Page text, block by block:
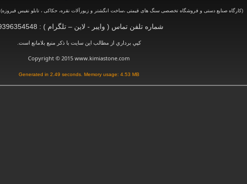
(کارگاه صنایع دستی و فروشگاه تخصصی سنگ های قیمتی ،ساخت انگشتر و زیورآلات نقره، حکاکی ، تابلو نفیس فیروزه)
شماره تلفن تماس ( وایبر - لاین – تلگرام ) : 09396354548
كپي برداري از مطالب اين سايت با ذكر منبع بلامانع است
Copyright © 2015 www.kimiastone.com
Generated in 2.49 seconds. Memory usage: 4.53 MB